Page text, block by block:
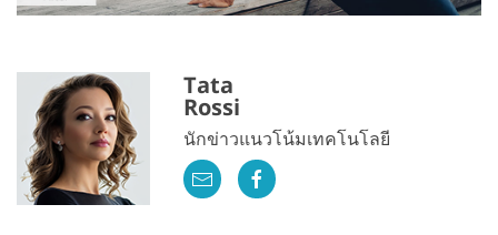
Tata
Rossi
นักข่าวแนวโน้มเทคโนโลยี